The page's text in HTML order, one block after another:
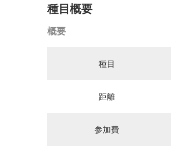
種目概要
概要
種目
距離
参加費